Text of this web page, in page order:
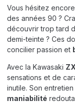
Vous hésitez
des années 90 ?
découvrir trop tard
demi-teinte ? Ces
concilier passion et
Avec la Kawasaki
sensations et de
inutile. Son
maniabilité